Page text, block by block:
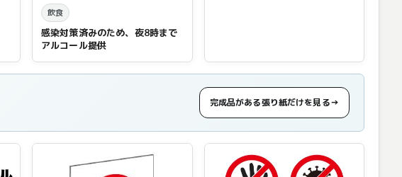
飲食
感染対策済みのため、夜8時まで
アルコール提供
完成品がある張り紙だけを見る→